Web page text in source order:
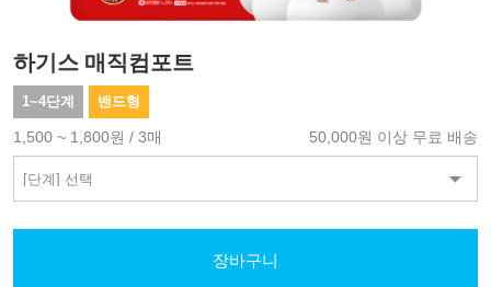
하기스 매직컴포트
1~4단계 밴드형
1,500 ~ 1,800원 / 3매 50,000원 이상 무료 배송
장바구니